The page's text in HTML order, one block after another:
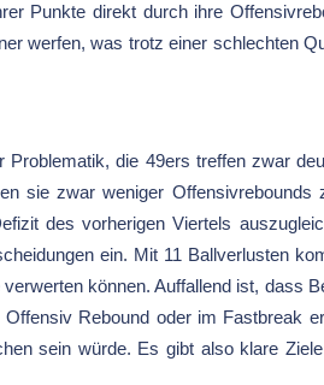
Punkte direkt durch ihre
werfen, was trotz einer schlechten
die 49ers treffen zwar
sie zwar weniger Offensivrebounds
des vorherigen Viertels
ein. Mit 11 Ballverlusten
können. Auffallend ist, dass
Rebound oder im Fastbreak
sein würde. Es gibt also klare